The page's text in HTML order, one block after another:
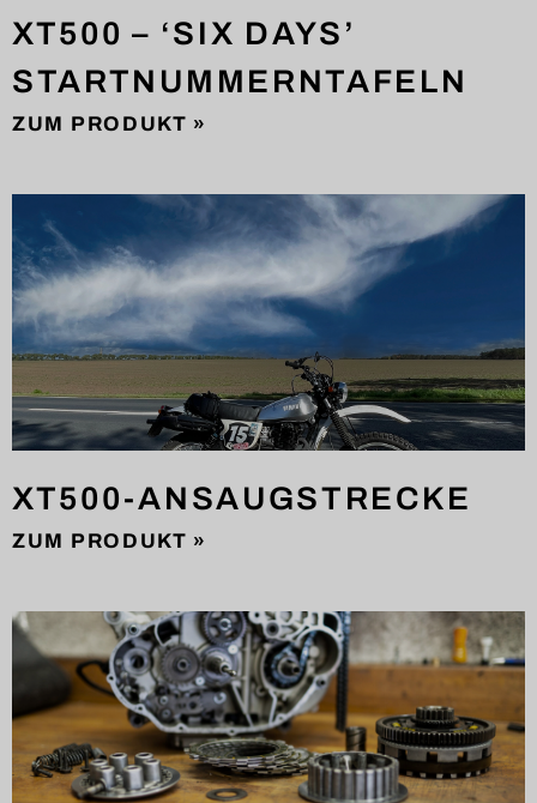
XT500 – ‘SIX DAYS’
STARTNUMMERNTAFELN
ZUM PRODUKT »
XT500-ANSAUGSTRECKE
ZUM PRODUKT »